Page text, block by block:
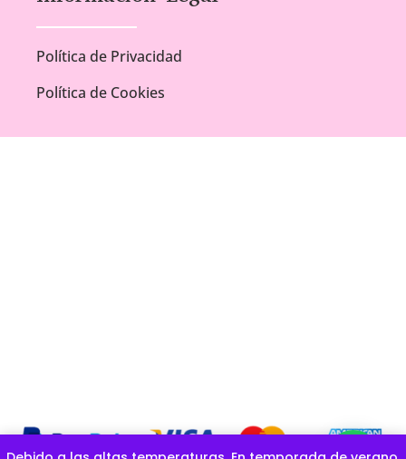
Política de Privacidad
Política de Cookies